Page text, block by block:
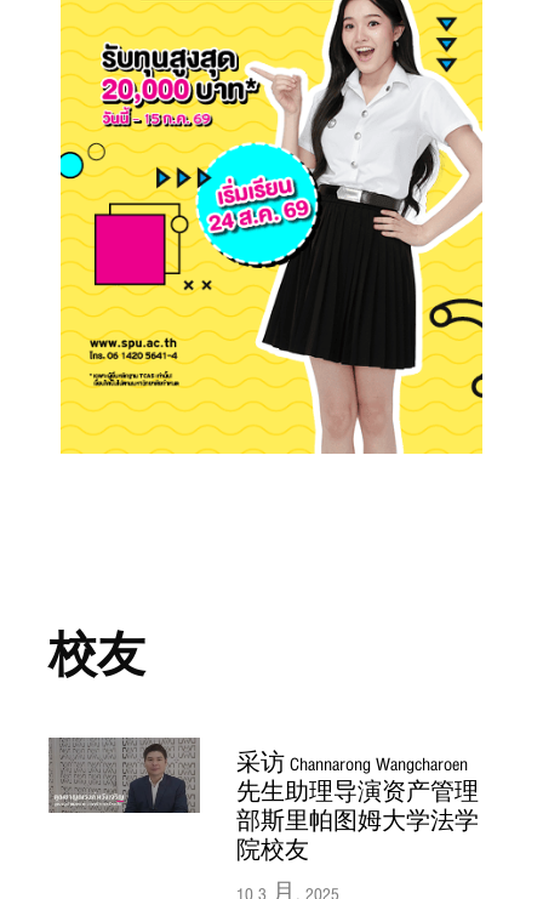
校友
采访 Channarong Wangcharoen
先生助理导演资产管理
部斯里帕图姆大学法学
院校友